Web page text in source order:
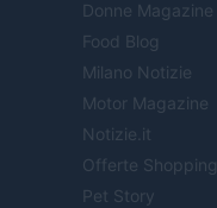
Donne Magazine
Food Blog
Milano Notizie
Motor Magazine
Notizie.it
Offerte Shopping
Pet Story